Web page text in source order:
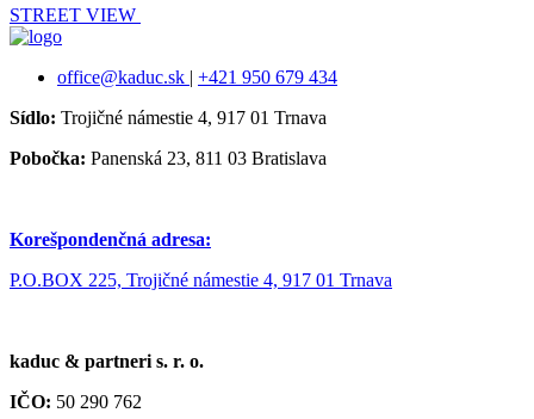
STREET VIEW
office@kaduc.sk | +421 950 679 434
Sídlo: Trojičné námestie 4, 917 01 Trnava
Pobočka: Panenská 23, 811 03 Bratislava
Korešpondenčná adresa:
P.O.BOX 225, Trojičné námestie 4, 917 01 Trnava
kaduc & partneri s. r. o.
IČO: 50 290 762